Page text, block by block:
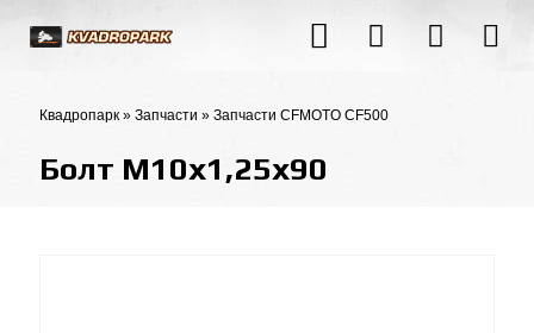
Квадропарк » Запчасти » Запчасти CFMOTO CF500
Болт М10х1,25х90